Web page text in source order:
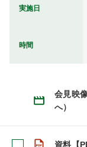
実施日
時間
会見映
へ）
資料【